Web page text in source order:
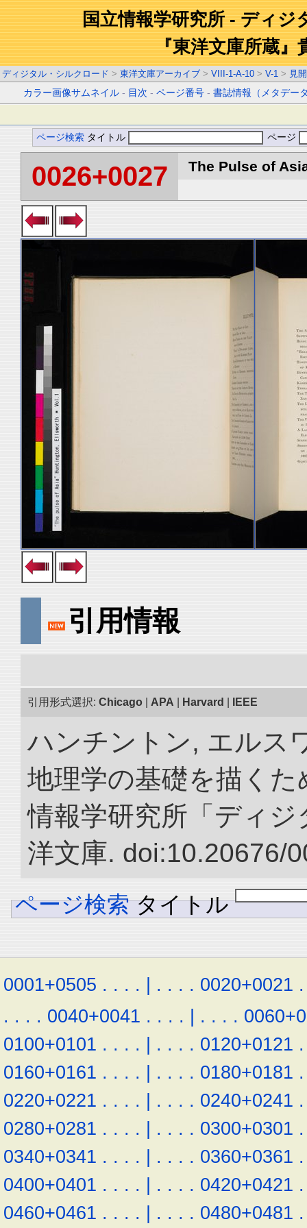
国立情報学研究所 - ディジ
『東洋文庫所蔵』
ディジタル・シルクロード > 東洋文庫アーカイブ > VIII-1-A-10 > V-1 > 見
カラー画像サムネイル - 目次 -ページ番号 -書誌情報（メタデー
ページ検索 タイトル ページ
0026+0027 The Pulse of
引用情報
引用形式選択: Chicago APA Harvard IEEE
ハンチントン, エルス
地理学の基礎を描くた
情報学研究所「ディ
洋文庫. doi:10.20676/
ページ検索 タイトル
0001+0505 . . . . | . . . . 0020+0021 .
. . . . 0040+0041 . . . . | . . . .
0100+0101 . . . . | . . . . 0120+0121 .
0160+0161 . . . . | . . . . 0180+0181 .
0220+0221 . . . . | . . . . 0240+0241 .
0280+0281 . . . . | . . . . 0300+0301 .
0340+0341 . . . . | . . . . 0360+0361 .
0400+0401 . . . . | . . . . 0420+0421 .
0460+0461 . . . . | . . . . 0480+0481 .